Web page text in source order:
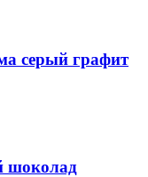
серый графит
шоколад